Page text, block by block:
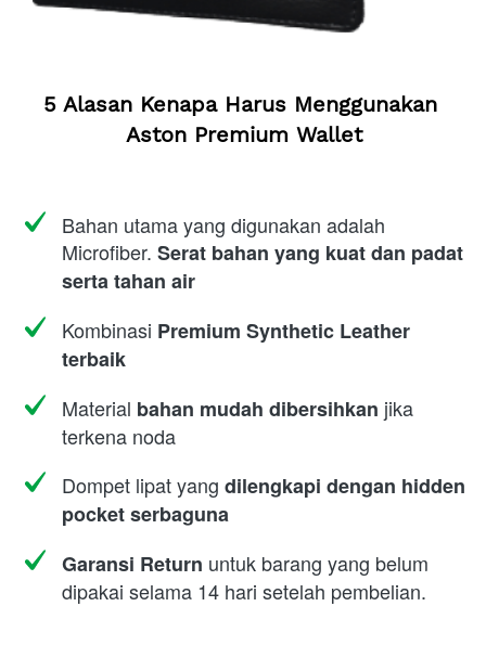
5 Alasan Kenapa Harus Menggunakan
Aston Premium Wallet
Bahan utama yang digunakan adalah
Microfiber. Serat bahan yang kuat dan padat
serta tahan air
Kombinasi Premium Synthetic Leather
terbaik
Material bahan mudah dibersihkan jika
terkena noda
Dompet lipat yang dilengkapi dengan hidden
pocket serbaguna
Garansi Return untuk barang yang belum
dipakai selama 14 hari setelah pembelian.